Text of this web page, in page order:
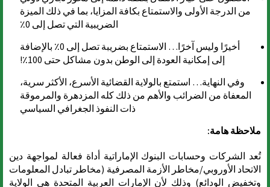
من الدرجة الأولى والاستمتاع بكافة المزايا، بما في ذلك الميزة
الضريبية التي تصل إلى 0٪
أخيرًا وليس آخرًا… الاستمتاع بضريبة تصل إلى 0٪ بالإضافة
إلى إمكانية العودة إلى الوطن بدون مشاكل حتى 100٪!
وفي النهاية… استمتع بالولاية القضائية الأسرع، الأكثر سرية،
المعفاة من الضرائب والأهم من ذلك كله المزدهرة والمرموقة
ذات النفوذ الجغرافي السياسي
ملاحظة هامة:
تُعد الشركات وحسابات البنوك الإماراتية أداة فعالة لمواجهة دين
الاتحاد الأوروبي/مخاطر الأزمة المصرفية (مخاطر تبادل المعلومات
وتخفيض الودائع) وذلك لأن الإمارات العربية المتحدة هي الولاية